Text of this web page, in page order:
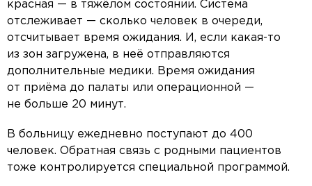
красная — в тяжёлом состоянии. Система
отслеживает — сколько человек в очереди,
отсчитывает время ожидания. И, если какая-то
из зон загружена, в неё отправляются
дополнительные медики. Время ожидания
от приёма до палаты или операционной —
не больше 20 минут.
В больницу ежедневно поступают до 400
человек. Обратная связь с родными пациентов
тоже контролируется специальной программой.